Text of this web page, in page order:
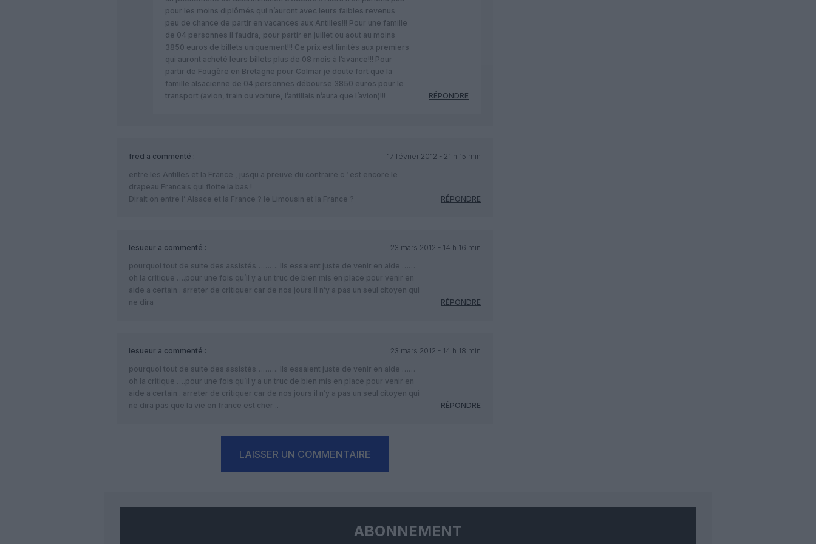
pour les moins diplômés qui n’auront avec leurs faibles revenus
peu de chance de partir en vacances aux Antilles!!! Pour une famille
de 04 personnes il faudra, pour partir en juillet ou aout au moins
3850 euros de billets uniquement!!! Ce prix est limités aux premiers
qui auront acheté leurs billets plus de 08 mois à l’avance!!! Pour
partir de Fougère en Bretagne pour Colmar je doute fort que la
famille alsacienne de 04 personnes débourse 3850 euros pour le
transport (avion, train ou voiture, l’antillais n’aura que l’avion)!!!
RÉPONDRE
fred a commenté :
17 février 2012 - 21 h 15 min
entre les Antilles et la France , jusqu a preuve du contraire c ‘ est encore le
drapeau Francais qui flotte la bas !
Dirait on entre l’ Alsace et la France ? le Limousin et la France ?
RÉPONDRE
lesueur a commenté :
23 mars 2012 - 14 h 16 min
pourquoi tout de suite des assistés………. Ils essaient juste de venir en aide ……
oh la critique ….pour une fois qu’il y a un truc de bien mis en place pour venir en
aide a certain.. arreter de critiquer car de nos jours il n’y a pas un seul citoyen qui
ne dira
RÉPONDRE
lesueur a commenté :
23 mars 2012 - 14 h 18 min
pourquoi tout de suite des assistés………. Ils essaient juste de venir en aide ……
oh la critique ….pour une fois qu’il y a un truc de bien mis en place pour venir en
aide a certain.. arreter de critiquer car de nos jours il n’y a pas un seul citoyen qui
ne dira pas que la vie en france est cher ..
RÉPONDRE
LAISSER UN COMMENTAIRE
ABONNEMENT